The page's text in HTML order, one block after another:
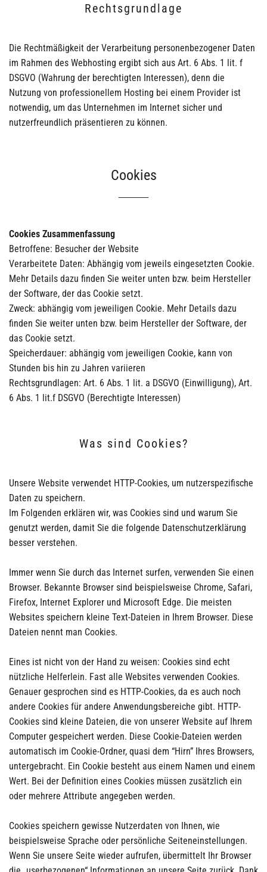
Rechtsgrundlage
Die Rechtmäßigkeit der Verarbeitung personenbezogener Daten
im Rahmen des Webhosting ergibt sich aus Art. 6 Abs. 1 lit. f
DSGVO (Wahrung der berechtigten Interessen), denn die
Nutzung von professionellem Hosting bei einem Provider ist
notwendig, um das Unternehmen im Internet sicher und
nutzerfreundlich präsentieren zu können.
Cookies
Cookies Zusammenfassung
Betroffene: Besucher der Website
Verarbeitete Daten: Abhängig vom jeweils eingesetzten Cookie.
Mehr Details dazu finden Sie weiter unten bzw. beim Hersteller
der Software, der das Cookie setzt.
Zweck: abhängig vom jeweiligen Cookie. Mehr Details dazu
finden Sie weiter unten bzw. beim Hersteller der Software, der
das Cookie setzt.
Speicherdauer: abhängig vom jeweiligen Cookie, kann von
Stunden bis hin zu Jahren variieren
Rechtsgrundlagen: Art. 6 Abs. 1 lit. a DSGVO (Einwilligung), Art.
6 Abs. 1 lit.f DSGVO (Berechtigte Interessen)
Was sind Cookies?
Unsere Website verwendet HTTP-Cookies, um nutzerspezifische
Daten zu speichern.
Im Folgenden erklären wir, was Cookies sind und warum Sie
genutzt werden, damit Sie die folgende Datenschutzerklärung
besser verstehen.
Immer wenn Sie durch das Internet surfen, verwenden Sie einen
Browser. Bekannte Browser sind beispielsweise Chrome, Safari,
Firefox, Internet Explorer und Microsoft Edge. Die meisten
Websites speichern kleine Text-Dateien in Ihrem Browser. Diese
Dateien nennt man Cookies.
Eines ist nicht von der Hand zu weisen: Cookies sind echt
nützliche Helferlein. Fast alle Websites verwenden Cookies.
Genauer gesprochen sind es HTTP-Cookies, da es auch noch
andere Cookies für andere Anwendungsbereiche gibt. HTTP-
Cookies sind kleine Dateien, die von unserer Website auf Ihrem
Computer gespeichert werden. Diese Cookie-Dateien werden
automatisch im Cookie-Ordner, quasi dem “Hirn” Ihres Browsers,
untergebracht. Ein Cookie besteht aus einem Namen und einem
Wert. Bei der Definition eines Cookies müssen zusätzlich ein
oder mehrere Attribute angegeben werden.
Cookies speichern gewisse Nutzerdaten von Ihnen, wie
beispielsweise Sprache oder persönliche Seiteneinstellungen.
Wenn Sie unsere Seite wieder aufrufen, übermittelt Ihr Browser